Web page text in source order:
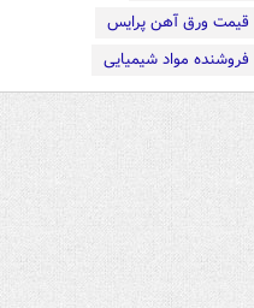
قیمت ورق آهن پرایس
فروشنده مواد شیمیایی